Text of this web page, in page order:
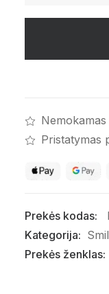
Alavijo
„Jinkoh
Pristatymas
Prekės kodas:
Kategorija:
Prekės ženklas: